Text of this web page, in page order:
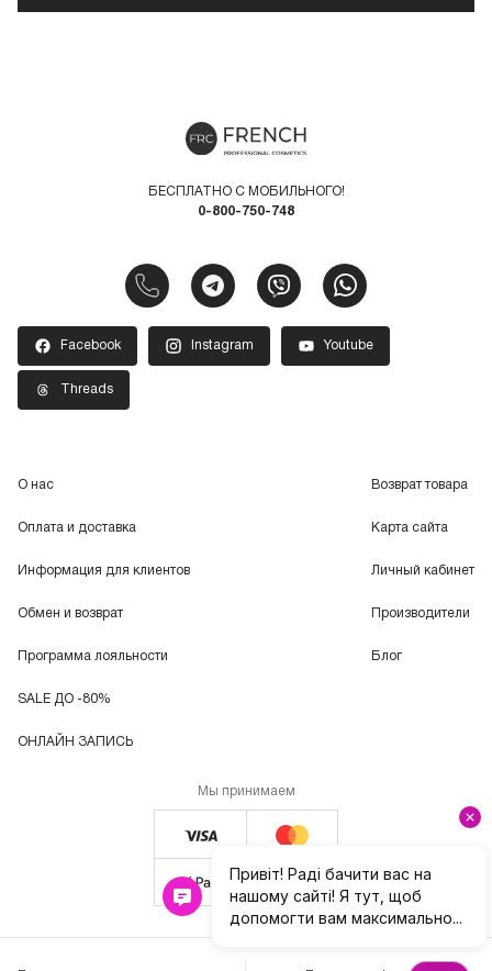
БЕСПЛАТНО С МОБИЛЬНОГО!
0-800-750-748
Facebook Instagram Youtube
Threads
О нас
Оплата и доставка
Информация для клиентов
Обмен и возврат
Программа лояльности
SALE ДО -80%
ОНЛАЙН ЗАПИСЬ
Возврат товара
Карта сайта
Личный кабинет
Производители
Блог
Мы принимаем